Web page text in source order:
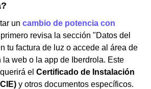
un cambio de potencia con
primero revisa la sección "Datos del
tu factura de luz o accede al área de
la web o la app de Iberdrola. Este
el Certificado de Instalación
y otros documentos específicos.